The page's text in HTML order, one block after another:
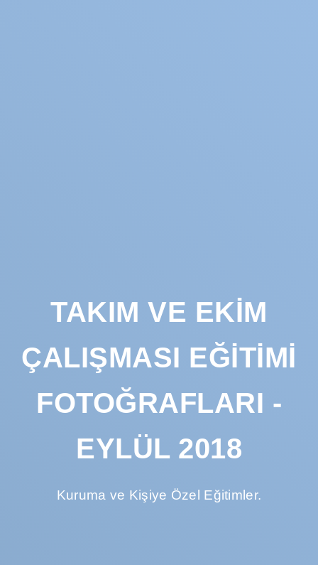
TAKIM VE EKIM
ÇALIŞMASI EĞITIMI
FOTOĞRAFLARI -
EYLÜL 2018
Kuruma ve Kişiye Özel Eğitimler.